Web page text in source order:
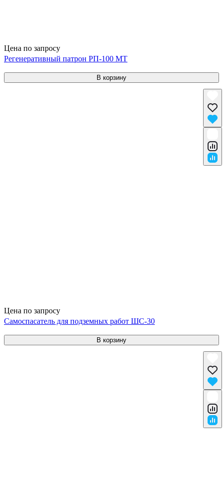
Цена по запросу
Регенеративный патрон РП-100 МТ
В корзину
Цена по запросу
Самоспасатель для подземных работ ШС-30
В корзину